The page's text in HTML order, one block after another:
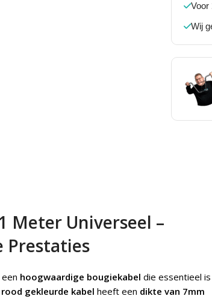
Voor
Wij
Meter Universeel –
Prestaties
hoogwaardige bougiekabel die essentieel is
rood gekleurde kabel heeft een dikte van 7mm